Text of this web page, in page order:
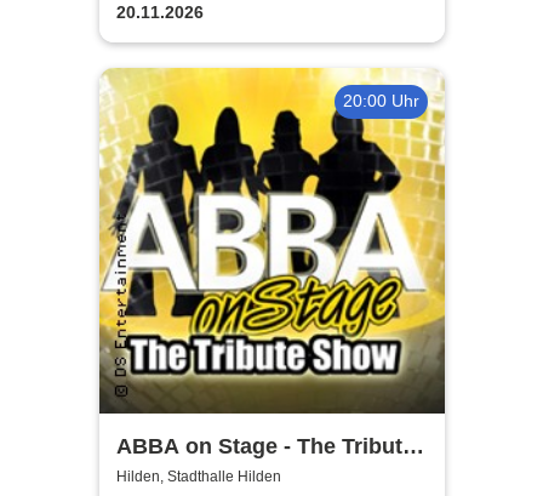
20.11.2026
20:00 Uhr
ABBA on Stage - The Tribute
Show
Hilden, Stadthalle Hilden